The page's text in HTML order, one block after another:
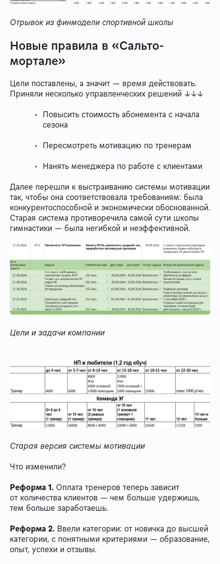
Отрывок из финмодели спортивной школы
Новые правила в «Сальто-
мортале»
Цели поставлены, а значит — время действовать.
Приняли несколько управленческих решений ↓↓↓
Повысить стоимость абонемента с начала
сезона
Пересмотреть мотивацию по тренерам
Нанять менеджера по работе с клиентами
Далее перешли к выстраиванию системы мотивации
так, чтобы она соответствовала требованиям: была
конкурентоспособной и экономически обоснованной.
Старая система противоречила самой сути школы
гимнастики — была негибкой и неэффективной.
Цели и задачи компании
Старая версия системы мотивации
Что изменили?
Реформа 1. Оплата тренеров теперь зависит
от количества клиентов — чем больше удержишь,
тем больше заработаешь.
Реформа 2. Ввели категории: от новичка до высшей
категории, с понятными критериями — образование,
опыт, успехи и отзывы.